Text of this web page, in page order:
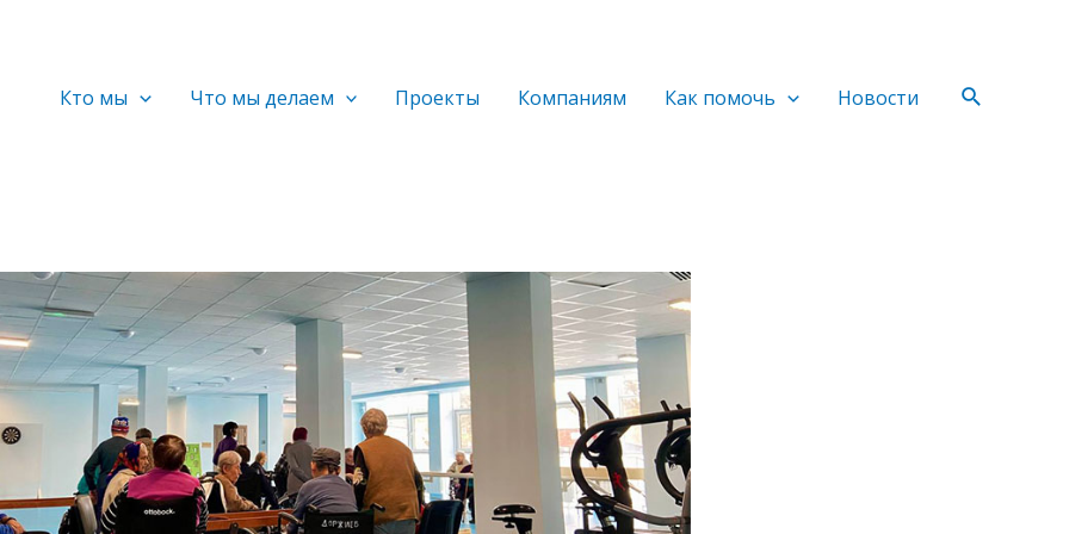
Кто мы Что мы делаем Проекты Компаниям Как помочь Новости Поиск